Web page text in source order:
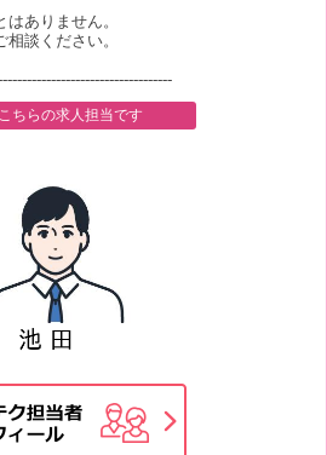
はありません。
談ください。
ちらの求人担当です